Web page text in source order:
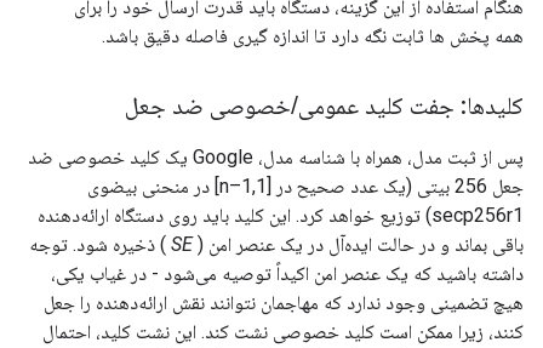
هنگام استفاده از این گزینه، دستگاه باید قدرت ارسال خود را برای
همه پخش ها ثابت نگه دارد تا اندازه گیری فاصله دقیق باشد.
کلیدها: جفت کلید عمومی/خصوصی ضد جعل
پس از ثبت مدل، همراه با شناسه مدل، Google یک کلید خصوصی ضد
جعل 256 بیتی (یک عدد صحیح در [1,n–1] در منحنی بیضوی
secp256r1) توزیع خواهد کرد. این کلید باید روی دستگاه ارائه‌دهنده
باقی بماند و در حالت ایده‌آل در یک عنصر امن (SE ) ذخیره شود. توجه
داشته باشید که یک عنصر امن اکیداً توصیه می‌شود - در غیاب یکی،
هیچ تضمینی وجود ندارد که مهاجمان نتوانند نقش ارائه‌دهنده را جعل
کنند، زیرا ممکن است کلید خصوصی نشت کند. این نشت کلید، احتمال